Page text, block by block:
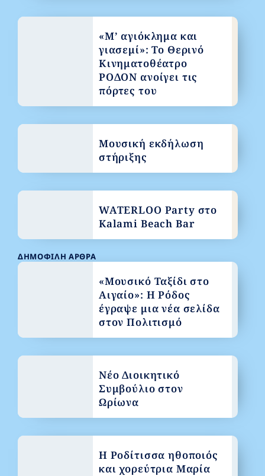
ΔΗΜΟΦΙΛΉ ΆΡΘΡΑ
«Μουσικό Ταξίδι στο
Αιγαίο»: Η Ρόδος
έγραψε μια νέα σελίδα
στον Πολιτισμό
Νέο Διοικητικό
Συμβούλιο στον
Ωρίωνα
Η Ροδίτισσα ηθοποιός
και χορεύτρια Μαρία
«Μ’ αγιόκλημα και
γιασεμί»: Το Θερινό
Κινηματοθέατρο
ΡΟΔΟΝ ανοίγει τις
πόρτες του
Μουσική εκδήλωση
στήριξης
WATERLOO Party στο
Kalami Beach Bar